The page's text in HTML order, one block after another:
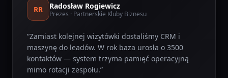
RR Radosław Rogiewicz
Prezes · Partnerskie Kluby Biznesu
“Zamiast kolejnej wizytówki dostaliśmy CRM i
maszynę do leadów. W rok baza urosła o 3500
kontaktów — system trzyma pamięć operacyjną
mimo rotacji zespołu.”